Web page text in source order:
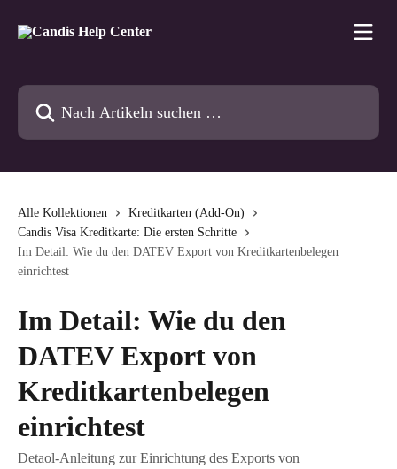
Nach Artikeln suchen …
Alle Kollektionen
Kreditkarten (Add-On)
Candis Visa Kreditkarte: Die ersten Schritte
Im Detail: Wie du den DATEV Export von Kreditkartenbelegen
einrichtest
Im Detail: Wie du den
DATEV Export von
Kreditkartenbelegen
einrichtest
Detaol-Anleitung zur Einrichtung des Exports von